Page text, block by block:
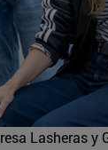
Lasheras y